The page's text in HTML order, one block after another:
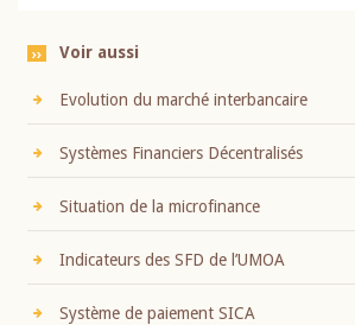
Voir aussi
Evolution du marché interbancaire
Systèmes Financiers Décentralisés
Situation de la microfinance
Indicateurs des SFD de l’UMOA
Système de paiement SICA